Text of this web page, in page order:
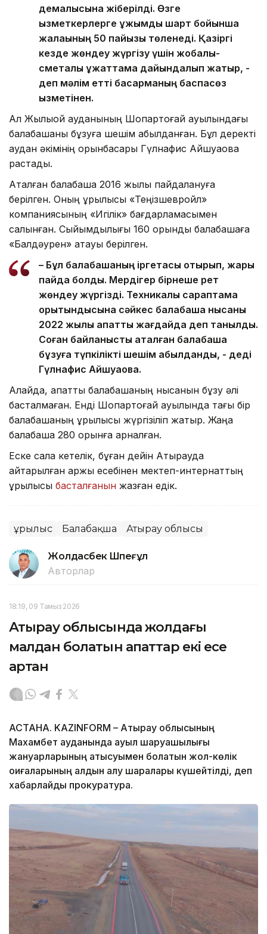
демалысына жіберілді. Өзге
қызметкерлерге ұжымдық шарт бойынша
жалақының 50 пайызы төленеді. Қазіргі
кезде жөндеу жүргізу үшін жобалық-
сметалық құжаттама дайындалып жатыр, -
деп мәлім етті басқарманың баспасөз
қызметінен.
Ал Жылыой ауданының Шоқпартоғай ауылындағы
балабақшаны бұзуға шешім қабылданған. Бұл деректі
аудан әкімінің орынбасары Гүлнафис Айшуақова
растады.
Аталған балабақша 2016 жылы пайдалануға
берілген. Оның құрылысы «Теңізшевройл»
компаниясының «Игілік» бағдарламасымен
салынған. Сыйымдылығы 160 орындық балабақшаға
«Балдәурен» атауы берілген.
– Бұл балабақшаның іргетасы отырып, жарық
пайда болды. Мердігер бірнеше рет
жөндеу жүргізді. Техникалық сараптама
қорытындысына сәйкес балабақша нысаны
2022 жылы апатты жағдайда деп танылды.
Соған байланысты аталған балабақша
бұзуға түпкілікті шешім қабылданды, - деді
Гүлнафис Айшуақова.
Алайда, апатты балабақшаның нысанын бұзу әлі
басталмаған. Енді Шоқпартоғай ауылында тағы бір
балабақшаның құрылысы жүргізіліп жатыр. Жаңа
балабақша 280 орынға арналған.
Еске сала кетелік, бұған дейін Атырауда
қайтарылған қаржы есебінен мектеп-интернаттың
құрылысы басталғанын жазған едік.
Құрылыс Балабақша Атырау облысы
Жолдасбек Шөпеғұл
Авторлар
18:19, 09 Тамыз 2026
Атырау облысында жолдағы
малдан болатын апаттар екі есе
артқан
АСТАНА. KAZINFORM – Атырау облысының
Махамбет ауданында ауыл шаруашылығы
жануарларының қатысуымен болатын жол-көлік
оқиғаларының алдын алу шаралары күшейтілді, деп
хабарлайды прокуратура.